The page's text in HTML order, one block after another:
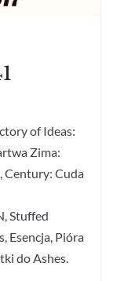
of Ideas:
Zima:
Century: Cuda
Stuffed
Esencja, Pióra
do Ashes.